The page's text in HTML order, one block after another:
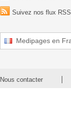
Suivez nos flux RSS
Medipages en
Nous contacter